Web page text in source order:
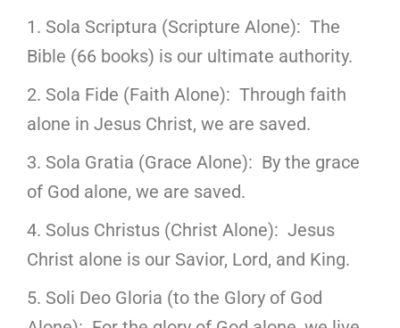
1. Sola Scriptura (Scripture Alone): The
Bible (66 books) is our ultimate authority.
2. Sola Fide (Faith Alone): Through faith
alone in Jesus Christ, we are saved.
3. Sola Gratia (Grace Alone): By the grace
of God alone, we are saved.
4. Solus Christus (Christ Alone): Jesus
Christ alone is our Savior, Lord, and King.
5. Soli Deo Gloria (to the Glory of God